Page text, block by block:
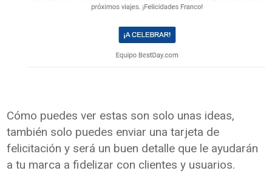
Cómo puedes ver estas son solo unas ideas,
también solo puedes enviar una tarjeta de
felicitación y será un buen detalle que le ayudarán
a tu marca a fidelizar con clientes y usuarios.